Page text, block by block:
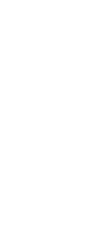
て
ッジを付与しています
安心・安全なユーザーです
引を完了させた実績があります
ます